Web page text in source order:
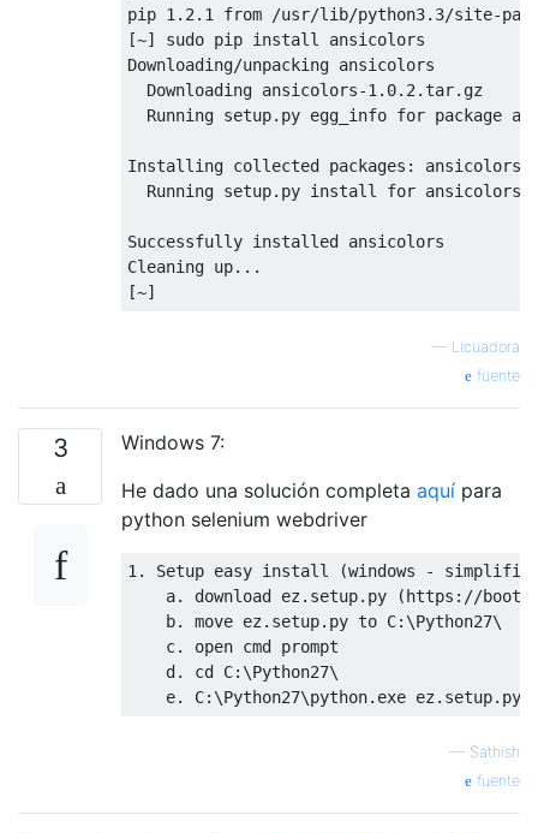
pip 1.2 . 1 from /usr/lib/python3. 3/site-
[~]
sudo pip
Downloading/unpacking ansicolors
Downloading ansicolors-1.0. 2.tar. gz
Running setup. py egg_info for package
Installing collected packages :
ansicolors
Running setup. py install for ansicolors
Successfully installed ansicolors
Cleaning up...
[~]
— Licuadora
fuente
3
Windows 7:
He dado una solución completa aquí para
python selenium webdriver
1. Setup easy install (windows -
    a
. download ez. setup. py (https ://
    b
. move ez. setup. py to C: \Python27\
    c
.
open cmd prompt
    d
. cd C: \Python27\
    e
. C: \Python27\python. exe ez. setup. py
— Sathish
fuente